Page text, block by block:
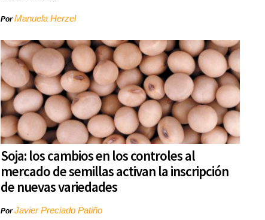
PorManuela Herzel
Soja: los cambios en los controles al
mercado de semillas activan la inscripción
de nuevas variedades
PorJavier Preciado Patiño